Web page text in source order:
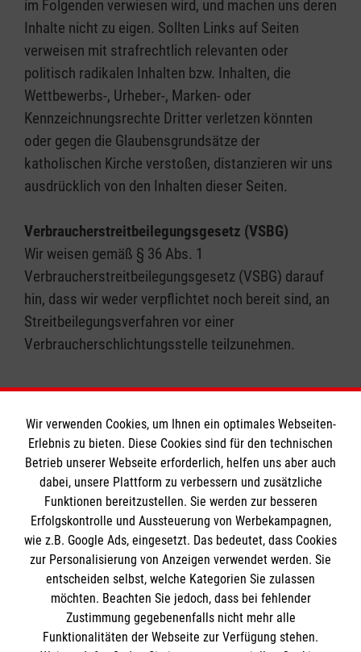
im Folgenden verwiesen wird, und machen uns deren
Inhalte nicht zu eigen. Sollten Links auf Seiten
verweisen mit strafrechtlich relevanten oder
politisch radikalen Inhalten bzw. Inhalten, die
Wettbewerbs-, Urheber-, Marken- oder
Kennzeichnungsrechte Dritter verletzen könnten
oder gegen die Glaubensgrundsätze der
katholischen Kirche verstoßen, distanzieren wir uns
ausdrücklich von den Inhalten dieser Seiten.
Verbraucherstreitbeilegungsgesetz (VSBG)
Wir weisen gemäß § 36 Abs. 1
Verbraucherstreitbeilegungsgesetz (VSBG) darauf
hin, dass wir weder verpflichtet noch bereit sind, an
Streitbeilegungsverfahren vor einer
Verbraucherschlichtungsstelle teilzunehmen.
Informationen
Impressum
Datenschutz
Kontakt
Barrierefreiheit
Die Malteser
Malteser in Deutschland
Malteserorden
Spendenkonto
Wir verwenden Cookies, um Ihnen ein optimales Webseiten-
Erlebnis zu bieten. Diese Cookies sind für den technischen
Betrieb unserer Webseite erforderlich, helfen uns aber auch
dabei, unsere Plattform zu verbessern und zusätzliche
Funktionen bereitzustellen. Sie werden zur besseren
Erfolgskontrolle und Aussteuerung von Werbekampagnen,
wie z.B. Google Ads, eingesetzt. Das bedeutet, dass Cookies
zur Personalisierung von Anzeigen verwendet werden. Sie
entscheiden selbst, welche Kategorien Sie zulassen
möchten. Beachten Sie jedoch, dass bei fehlender
Zustimmung gegebenenfalls nicht mehr alle
Funktionalitäten der Webseite zur Verfügung stehen.